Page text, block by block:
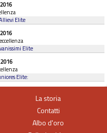
Elite
Elite
Elite:
La storia
Contatti
Albo d'oro